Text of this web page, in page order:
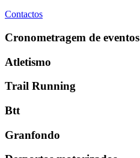
Contactos
Cronometragem de eventos
Atletismo
Trail Running
Btt
Granfondo